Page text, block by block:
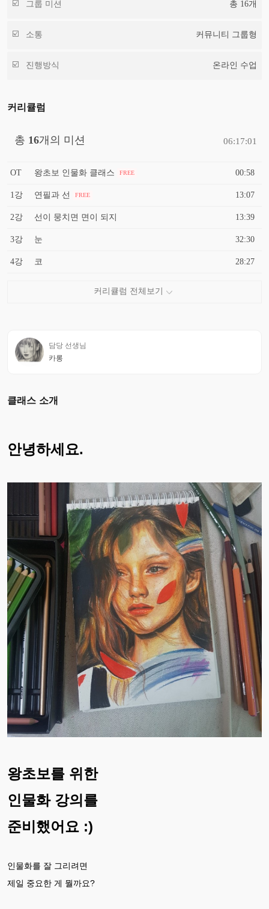
그룹 미션 총 16개
소통 커뮤니티 그룹형
진행방식 온라인 수업
커리큘럼
총 16개의 미션 06:17:01
OT 왕초보 인물화 클래스 FREE 00:58
1강 연필과 선 FREE 13:07
2강 선이 뭉치면 면이 되지 13:39
3강 눈 32:30
4강 코 28:27
담당 선생님
카롱
클래스 소개
안녕하세요.
왕초보를 위한
인물화 강의를
준비했어요 :)
인물화를 잘 그리려면
제일 중요한 게 뭘까요?